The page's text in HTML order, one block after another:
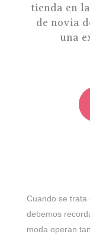
tienda en
de novia
una
Cuando se trata
debemos
moda operan